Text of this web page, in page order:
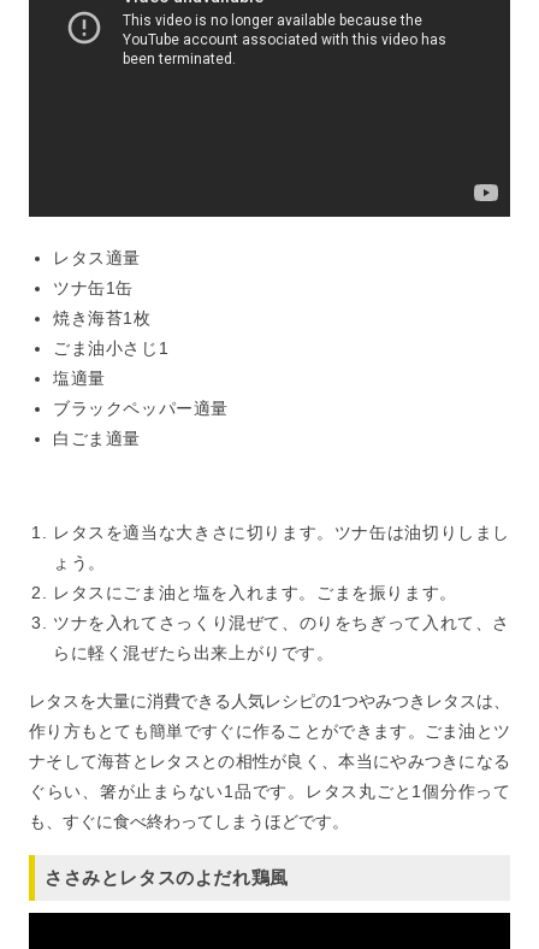
レタス適量
ツナ缶1缶
焼き海苔1枚
ごま油小さじ1
塩適量
ブラックペッパー適量
白ごま適量
レタスを適当な大きさに切ります。ツナ缶は油切りしまし
ょう。
レタスにごま油と塩を入れます。ごまを振ります。
ツナを入れてさっくり混ぜて、のりをちぎって入れて、さ
らに軽く混ぜたら出来上がりです。
レタスを大量に消費できる人気レシピの1つやみつきレタスは、
作り方もとても簡単ですぐに作ることができます。ごま油とツ
ナそして海苔とレタスとの相性が良く、本当にやみつきになる
ぐらい、箸が止まらない1品です。レタス丸ごと1個分作って
も、すぐに食べ終わってしまうほどです。
ささみとレタスのよだれ鶏風